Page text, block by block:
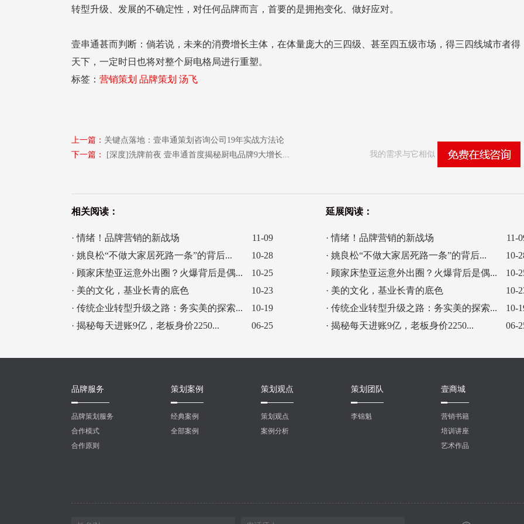
转型升级、发展的不确定性，对任何品牌而言，首要的是拥抱变化、做好应对。
天下，一定时日也将对整个厨电格局进行重塑。
标签： 营销策划 品牌策划 汤飞
我的需求与它相似
上一篇： 关键点落地：壹串通策划咨询公司19年实战方法论
下一篇：
[深度]洗牌前夜 壹串通首度揭秘厨电品牌9大增长...
相关阅读：
11-09
· 情绪！品牌营销的新战场
10-28
· 姚良松“不做大家居死路一条”的背后...
10-25
· 顾家床垫亚运意外出圈？火爆背后是偶...
10-23
· 美的文化，基业长青的底色
10-19
· 传统企业转型升级之路：务实美的探索...
06-25
· 揭秘每天进账9亿，老板身价2250...
延展阅读：
11-
· 情绪！品牌营销的新战场
10-
· 姚良松“不做大家居死路一条”的背后...
10-
· 顾家床垫亚运意外出圈？火爆背后是偶...
10-
· 美的文化，基业长青的底色
10-
· 传统企业转型升级之路：务实美的探索...
06-
· 揭秘每天进账9亿，老板身价2250...
品牌服务
品牌策划服务
合作模式
合作原则
策划案例
经典案例
全部案例
策划观点
策划观点
案例分析
策划团队
李锦魁
壹商城
营销书籍
培训讲座
艺术作品